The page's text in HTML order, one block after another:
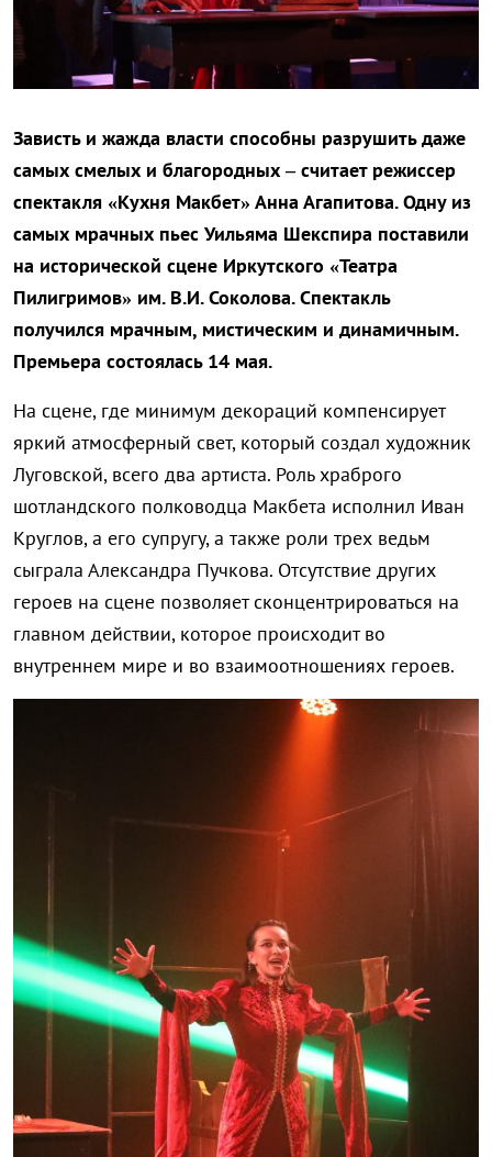
Зависть и жажда власти способны разрушить даже
самых смелых и благородных – считает режиссер
спектакля «Кухня Макбет» Анна Агапитова. Одну из
самых мрачных пьес Уильяма Шекспира поставили
на исторической сцене Иркутского «Театра
Пилигримов» им. В.И. Соколова. Спектакль
получился мрачным, мистическим и динамичным.
Премьера состоялась 14 мая.
На сцене, где минимум декораций компенсирует
яркий атмосферный свет, который создал художник
Луговской, всего два артиста. Роль храброго
шотландского полководца Макбета исполнил Иван
Круглов, а его супругу, а также роли трех ведьм
сыграла Александра Пучкова. Отсутствие других
героев на сцене позволяет сконцентрироваться на
главном действии, которое происходит во
внутреннем мире и во взаимоотношениях героев.